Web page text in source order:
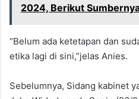
2024, Berikut
“Belum ada ketetapan dan
etika lagi di sini,”jelas Anies.
Sebelumnya, Sidang kabinet